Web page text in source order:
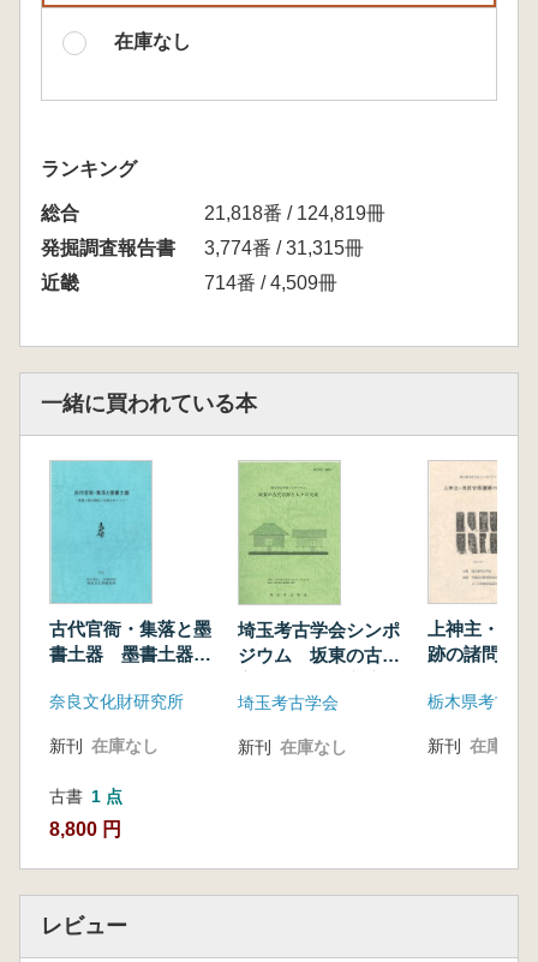
在庫なし
ランキング
総合
21,818番 / 124,819冊
発掘調査報告書
3,774番 / 31,315冊
近畿
714番 / 4,509冊
一緒に買われている本
古代官衙・集落と墨
書土器 墨書土器の
て
奈良文化財研究所
新刊 在庫なし
古書 1 点
8,800 円
埼玉考古学会シンポ
ジウム 坂東の古代
埼玉考古学会
新刊 在庫なし
上神主・茂
跡の諸問題
栃木県考古学
新刊 在庫なし
レビュー